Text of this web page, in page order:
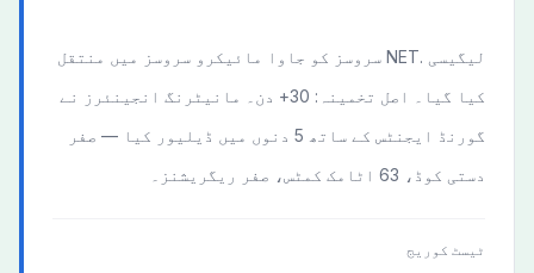
لیگیسی .NET سروسز کو جاوا مائیکرو سروسز میں منتقل
کیا گیا۔ اصل تخمینہ: 30+ دن۔ مانیٹرنگ انجینئرز نے
گورنڈ ایجنٹس کے ساتھ 5 دنوں میں ڈیلیور کیا — صفر
دستی کوڈ، 63 اٹامک کمٹس، صفر ریگریشنز۔
ٹیسٹ کوریج